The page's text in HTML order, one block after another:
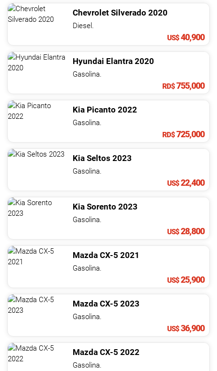
Chevrolet Silverado 2020
Diesel.
US$40,900
Hyundai Elantra 2020
Gasolina.
RD$755,000
Kia Picanto 2022
Gasolina.
RD$725,000
Kia Seltos 2023
Gasolina.
US$22,400
Kia Sorento 2023
Gasolina.
US$28,800
Mazda CX-5 2021
Gasolina.
US$25,900
Mazda CX-5 2023
Gasolina.
US$36,900
Mazda CX-5 2022
Gasolina.